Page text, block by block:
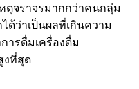
ตุจราจรมากกว่าคนกลุ่ม
ได้ว่าเป็นผลที่เกินความ
ารดื่มเครื่องดื่ม
งที่สุด